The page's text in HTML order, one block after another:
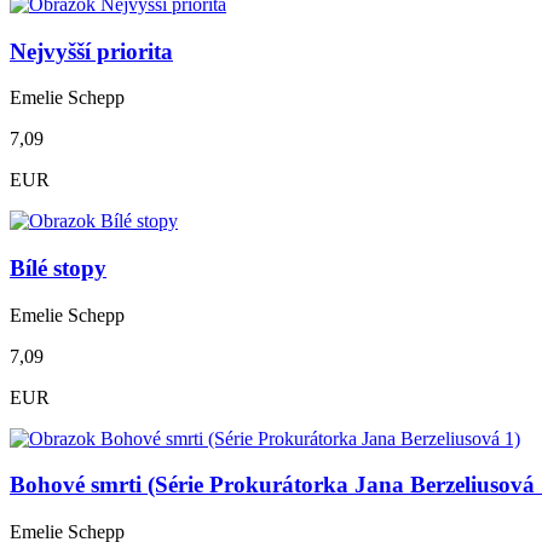
Nejvyšší priorita
Emelie Schepp
7,09
EUR
Bílé stopy
Emelie Schepp
7,09
EUR
Bohové smrti (Série Prokurátorka Jana Berzeliusová
Emelie Schepp